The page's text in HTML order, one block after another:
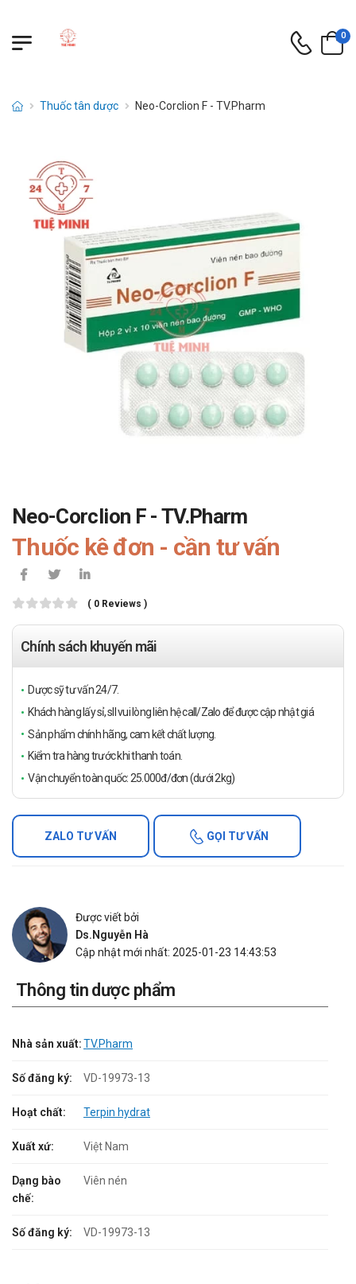
0
Thuốc tân dược Neo-Corclion F - TV.Pharm
Neo-Corclion F - TV.Pharm
Thuốc kê đơn - cần tư vấn
( 0 Reviews )
Chính sách khuyến mãi
Dược sỹ tư vấn 24/7.
Khách hàng lấy sỉ, sll vui lòng liên hệ call/Zalo để được cập nhật giá
Sản phẩm chính hãng, cam kết chất lượng.
Kiểm tra hàng trước khi thanh toán.
Vận chuyển toàn quốc: 25.000đ/đơn (dưới 2kg)
ZALO TƯ VẤN GỌI TƯ VẤN
Được viết bởi
Ds.Nguyễn Hà
Cập nhật mới nhất: 2025-01-23 14:43:53
Thông tin dược phẩm
Nhà sản xuất:TV.Pharm
Số đăng ký: VD-19973-13
Hoạt chất: Terpin hydrat
Xuất xứ: Việt Nam
Dạng bào
chế:
Viên nén
Số đăng ký: VD-19973-13